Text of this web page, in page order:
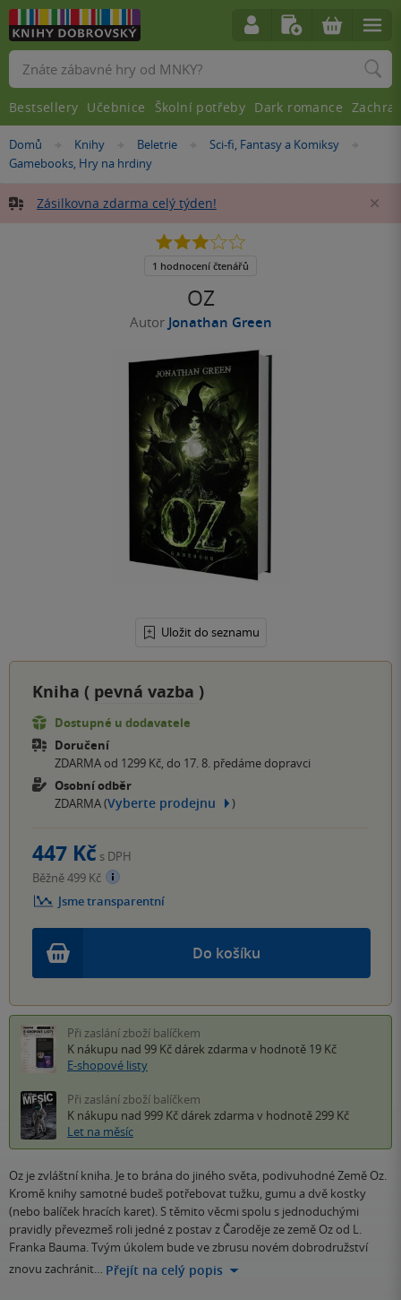
Nacházíte
se
Domů »Knihy »Beletrie »
Sci-fi, Fantasy a Komiksy
Gamebooks, Hry na hrdiny
Zásilkovna zdarma celý týden!
OZ
Autor Jonathan Green
Uložit do seznamu
3.0
5
1 hodnocení čtenářů
Kniha ( pevná vazba )
Dostupné u dodavatele
Doručení
ZDARMA od 1299 Kč, do 17. 8. předáme dopravci
Osobní odběr
ZDARMA (Vyberte prodejnu )
Do košíku
447 Kč s DPH
Běžně 499 Kč
Jsme transparentní
Při zaslání zboží balíčkem
K nákupu nad 99 Kč dárek zdarma v hodnotě 19 Kč
E-shopové listy
Při zaslání zboží balíčkem
K nákupu nad 999 Kč dárek zdarma v hodnotě 299 Kč
Let na měsíc
Oz je zvláštní kniha. Je to brána do jiného světa, podivuhodné Země Oz.
Kromě knihy samotné budeš potřebovat tužku, gumu a dvě kostky
(nebo balíček hracích karet). S těmito věcmi spolu s jednoduchými
pravidly převezmeš roli jedné z postav z Čaroděje ze země Oz od L.
Franka Bauma. Tvým úkolem bude ve zbrusu novém dobrodružství
znovu zachránit… Přejít na celý popis
Vyhledávání
Bestsellery Učebnice Školní potřeby Dark romance